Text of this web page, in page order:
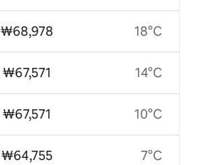
₩68,978
₩67,571
₩67,571
₩64,755
18°C
14°C
10°C
7°C